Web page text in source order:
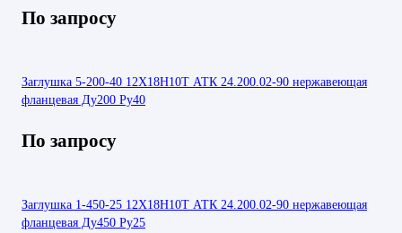
По запросу
Заглушка 5-200-40 12Х18Н10Т АТК 24.200.02-90 нержавеющая
фланцевая Ду200 Ру40
По запросу
Заглушка 1-450-25 12Х18Н10Т АТК 24.200.02-90 нержавеющая
фланцевая Ду450 Ру25